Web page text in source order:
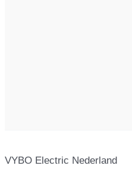
VYBO Electric Nederland